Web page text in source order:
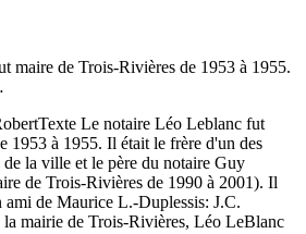
maire de Trois-Rivières de 1953 à 1955.
Texte Le notaire Léo Leblanc fut
1953 à 1955. Il était le frère d'un des
de la ville et le père du notaire Guy
de Trois-Rivières de 1990 à 2001). Il
ami de Maurice L.-Duplessis: J.C.
la mairie de Trois-Rivières, Léo LeBlanc